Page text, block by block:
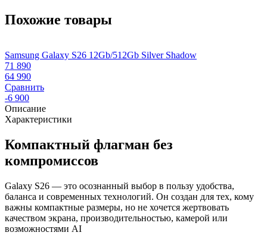
Похожие товары
Samsung Galaxy S26 12Gb/512Gb Silver Shadow
71 890
64 990
Сравнить
-6 900
Описание
Характеристики
Компактный флагман без
компромиссов
Galaxy S26 — это осознанный выбор в пользу удобства,
баланса и современных технологий. Он создан для тех, кому
важны компактные размеры, но не хочется жертвовать
качеством экрана, производительностью, камерой или
возможностями AI